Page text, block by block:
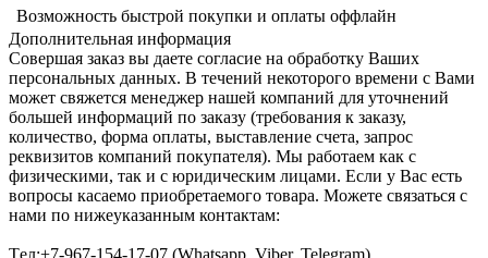
Возможность быстрой покупки и оплаты оффлайн
Дополнительная информация
Совершая заказ вы даете согласие на обработку Ваших
персональных данных. В течений некоторого времени с Вами
может свяжется менеджер нашей компаний для уточнений
большей информаций по заказу (требования к заказу,
количество, форма оплаты, выставление счета, запрос
реквизитов компаний покупателя). Мы работаем как с
физическими, так и с юридическим лицами. Если у Вас есть
вопросы касаемо приобретаемого товара. Можете связаться с
нами по нижеуказанным контактам:
Tел:+7-967-154-17-07 (Whatsapp, Viber, Telegram)